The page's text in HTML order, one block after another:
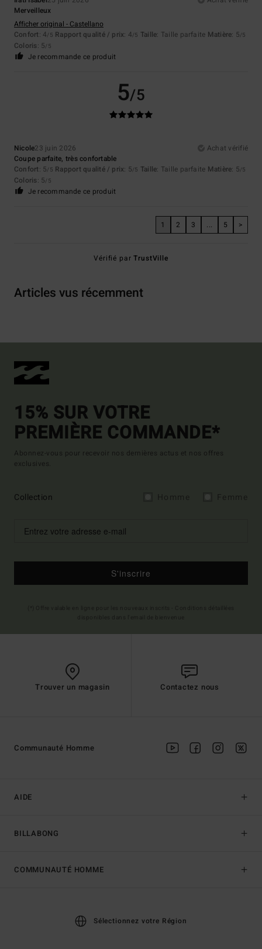
Merveilleux
Afficher original - Castellano
Confort: 4/5 Rapport qualité / prix: 4/5 Taille: Taille parfaite Matière: 5/5
Coloris: 5/5
Je recommande ce produit
5/5
Nicole23 juin 2026
Achat vérifié
Coupe parfaite, très confortable
Confort: 5/5 Rapport qualité / prix: 5/5 Taille: Taille parfaite Matière: 5/5
Coloris: 5/5
Je recommande ce produit
1 2 3 ... 5 >
Vérifié parTrustVille
Articles vus récemment
15% SUR VOTRE
PREMIÈRE COMMANDE*
Abonnez-vous pour recevoir nos dernières actus et nos offres
exclusives.
Collection
S'inscrire
Trouver un magasin Contactez nous
AIDE
BILLABONG
Communauté Homme
COMMUNAUTÉ HOMME
Sélectionnez votre Région